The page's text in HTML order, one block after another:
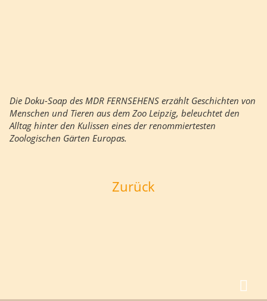
Die Doku-Soap des MDR FERNSEHENS erzählt Geschichten von
Menschen und Tieren aus dem Zoo Leipzig, beleuchtet den
Alltag hinter den Kulissen eines der renommiertesten
Zoologischen Gärten Europas.
Zurück